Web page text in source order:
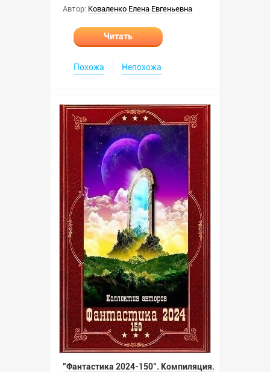
Автор: Коваленко Елена Евгеньевна
Читать
Похожа Непохожа
"Фантастика 2024-150". Компиляция.